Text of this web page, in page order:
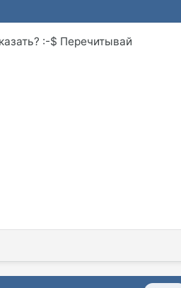
:-$ Перечитывай